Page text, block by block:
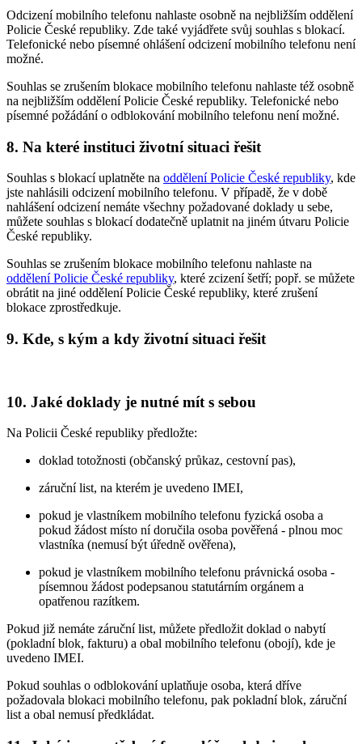
Odcizení mobilního telefonu nahlaste osobně na nejbližším oddělení
Policie České republiky. Zde také vyjádřete svůj souhlas s blokací.
Telefonické nebo písemné ohlášení odcizení mobilního telefonu není
možné.
Souhlas se zrušením blokace mobilního telefonu nahlaste též osobně
na nejbližším oddělení Policie České republiky. Telefonické nebo
písemné požádání o odblokování mobilního telefonu není možné.
8. Na které instituci životní situaci řešit
Souhlas s blokací uplatněte na oddělení Policie České republiky, kde
jste nahlásili odcizení mobilního telefonu. V případě, že v době
nahlášení odcizení nemáte všechny požadované doklady u sebe,
můžete souhlas s blokací dodatečně uplatnit na jiném útvaru Policie
České republiky.
Souhlas se zrušením blokace mobilního telefonu nahlaste na
oddělení Policie České republiky, které zcizení šetří; popř. se můžete
obrátit na jiné oddělení Policie České republiky, které zrušení
blokace zprostředkuje.
9. Kde, s kým a kdy životní situaci řešit
10. Jaké doklady je nutné mít s sebou
Na Policii České republiky předložte:
doklad totožnosti (občanský průkaz, cestovní pas),
záruční list, na kterém je uvedeno IMEI,
pokud je vlastníkem mobilního telefonu fyzická osoba a
pokud žádost místo ní doručila osoba pověřená - plnou moc
vlastníka (nemusí být úředně ověřena),
pokud je vlastníkem mobilního telefonu právnická osoba -
písemnou žádost podepsanou statutárním orgánem a
opatřenou razítkem.
Pokud již nemáte záruční list, můžete předložit doklad o nabytí
(pokladní blok, fakturu) a obal mobilního telefonu (obojí), kde je
uvedeno IMEI.
Pokud souhlas o odblokování uplatňuje osoba, která dříve
požadovala blokaci mobilního telefonu, pak pokladní blok, záruční
list a obal nemusí předkládat.